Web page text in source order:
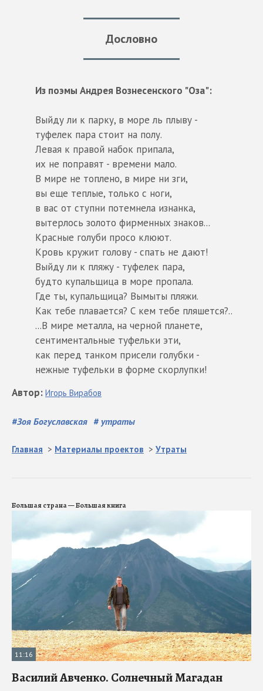
Дословно
Из поэмы Андрея Вознесенского "Оза":
Выйду ли к парку, в море ль плыву -
туфелек пара стоит на полу.
Левая к правой набок припала,
их не поправят - времени мало.
В мире не топлено, в мире ни зги,
вы еще теплые, только с ноги,
в вас от ступни потемнела изнанка,
вытерлось золото фирменных знаков...
Красные голуби просо клюют.
Кровь кружит голову - спать не дают!
Выйду ли к пляжу - туфелек пара,
будто купальщица в море пропала.
Где ты, купальщица? Вымыты пляжи.
Как тебе плавается? С кем тебе пляшется?..
...В мире металла, на черной планете,
сентиментальные туфельки эти,
как перед танком присели голубки -
нежные туфельки в форме скорлупки!
#Зоя Богуславская # утраты
Автор: Игорь Вирабов
Главная > Материалы проектов > Утраты
Большая страна — Большая книга
11:16
Василий Авченко. Солнечный Магадан